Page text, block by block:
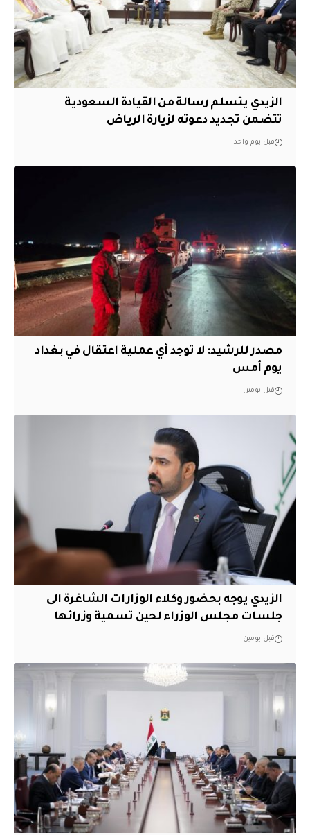
الزيدي يتسلم رسالة من القيادة السعودية
تتضمن تجديد دعوته لزيارة الرياض
قبل يوم واحد
مصدر للرشيد: لا توجد أي عملية اعتقال في بغداد
يوم أمس
قبل يومين
الزيدي يوجه بحضور وكلاء الوزارات الشاغرة الى
جلسات مجلس الوزراء لحين تسمية وزرائها
قبل يومين